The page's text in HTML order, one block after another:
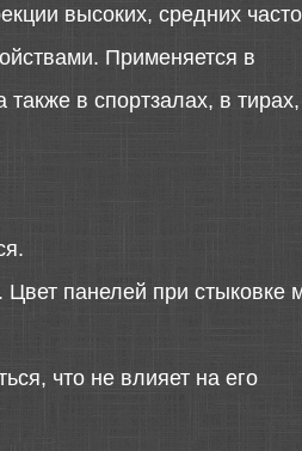
высоких, средних
Применяется в
также в спортзалах, в тирах,
Цвет панелей при стыковке
что не влияет на его